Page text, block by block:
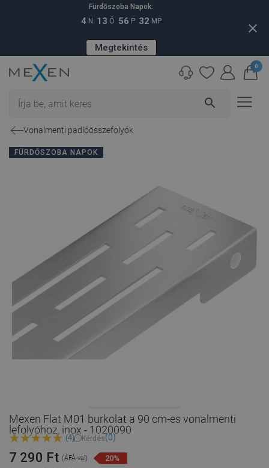
Fürdőszoba Napok:
4 N 13 Ó 56 P 31 MP
Megtekintés
close
search
0
Vonalmenti padlóösszefolyók
FÜRDŐSZOBA NAPOK
Mexen Flat M01 burkolat a 90 cm-es vonalmenti
lefolyóhoz, inox - 1020090
(4) Kérdés(0)
7 290 Ft (ÁFÁ-val) 20%